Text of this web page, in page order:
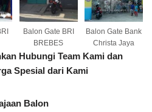
Balon Gate BRI
BREBES
Balon Gate Bank
Christa Jaya
Hubungi Team Kami dan
Spesial dari Kami
Balon